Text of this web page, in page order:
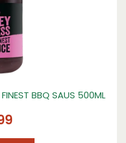
BBQ SAUS 500ML